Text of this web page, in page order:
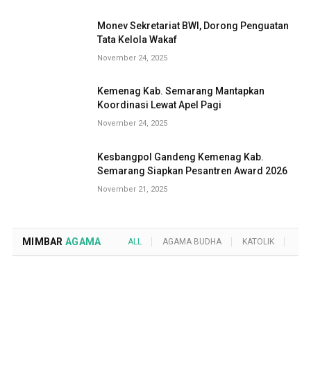
Monev Sekretariat BWI, Dorong Penguatan
Tata Kelola Wakaf
November 24, 2025
Kemenag Kab. Semarang Mantapkan
Koordinasi Lewat Apel Pagi
November 24, 2025
Kesbangpol Gandeng Kemenag Kab.
Semarang Siapkan Pesantren Award 2026
November 21, 2025
MIMBAR AGAMA ALL AGAMA BUDHA KATOLIK